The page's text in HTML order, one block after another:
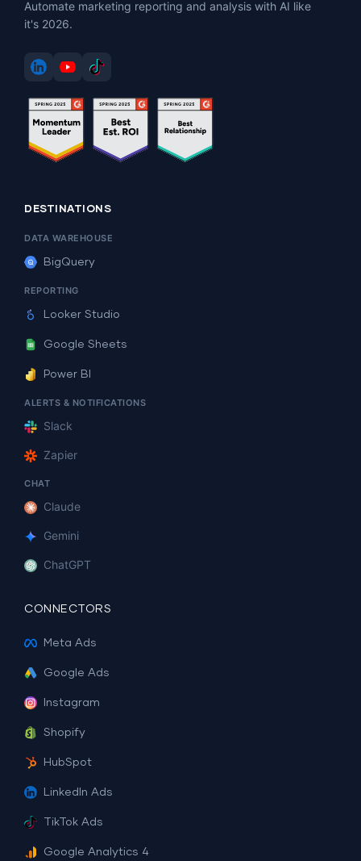
Automate marketing reporting and analysis with AI like
it's 2026.
DESTINATIONS
DATA WAREHOUSE
BigQuery
REPORTING
Looker Studio
Google Sheets
Power BI
ALERTS & NOTIFICATIONS
Slack
Zapier
CHAT
Claude
Gemini
ChatGPT
CONNECTORS
Meta Ads
Google Ads
Instagram
Shopify
HubSpot
LinkedIn Ads
TikTok Ads
Google Analytics 4